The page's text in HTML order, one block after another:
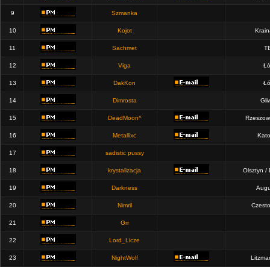
9 Szmanka
10 Kojot
11 Sachmet
12 Viga
13 DakKon
14 Dimrosta
15 DeadMoon^
16 Metallixc
17 sadistic pussy
18 krystalizacja Olsztyn /
19 Darkness
20 Nimril
21 Grr
22 Lord_Licze
23 NightWolf